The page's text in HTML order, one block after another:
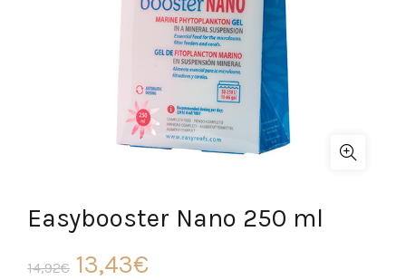
Easybooster Nano 250 ml
14,92€ El
13,43€